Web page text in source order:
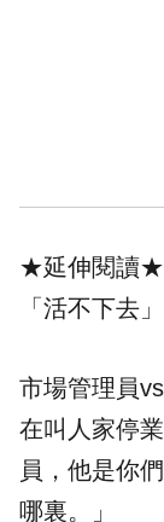
★延伸閱讀★
「活不下去
市場管理員
在叫人家停
員，他是你
哪裏。」